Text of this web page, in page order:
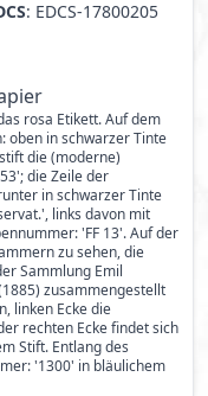
: EDCS-17800205
rosa Etikett. Auf dem
oben in schwarzer Tinte
die (moderne)
die Zeile der
in schwarzer Tinte
links davon mit
'FF 13'. Auf der
zu sehen, die
Sammlung Emil
zusammengestellt
linken Ecke die
rechten Ecke findet sich
Stift. Entlang des
'1300' in bläulichem